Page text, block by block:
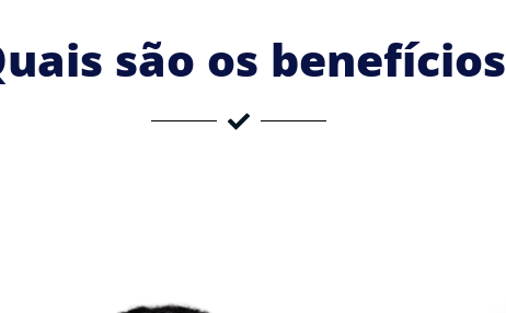
são os benefícios